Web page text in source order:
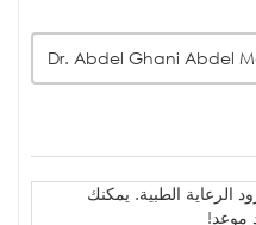
Dr. Abdel Ghani Abdel
الرعاية الطبية. يمكنك